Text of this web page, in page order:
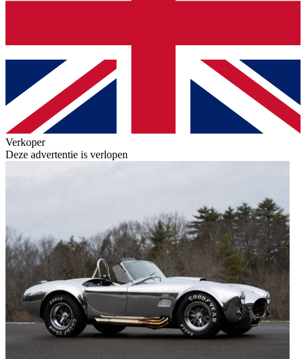
Verkoper
Deze advertentie is verlopen